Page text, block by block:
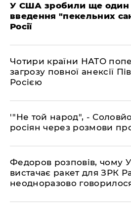
​У США зробили ще один
введення "пекельних
Росії
​Чотири країни НАТО
загрозу повної анексії
Росією
​'"Не той народ", -
росіян через розмови
​Федоров розповів, чому
вистачає ракет для ЗРК
неодноразово